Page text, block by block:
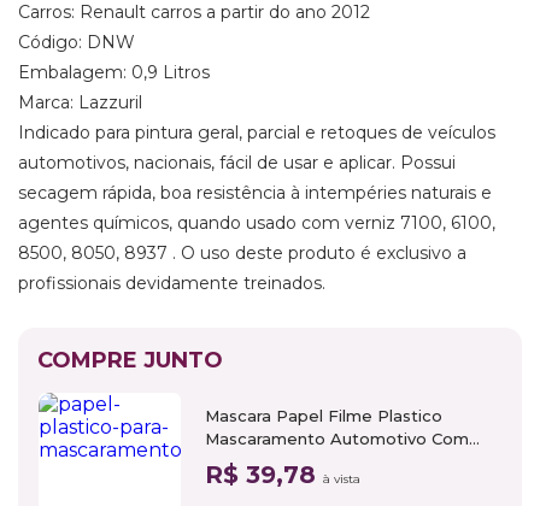
Carros: Renault carros a partir do ano 2012
Código: DNW
Embalagem: 0,9 Litros
Marca: Lazzuril
Indicado para pintura geral, parcial e retoques de veículos
automotivos, nacionais, fácil de usar e aplicar. Possui
secagem rápida, boa resistência à intempéries naturais e
agentes químicos, quando usado com verniz 7100, 6100,
8500, 8050, 8937 . O uso deste produto é exclusivo a
profissionais devidamente treinados.
COMPRE JUNTO
Mascara Papel Filme Plastico
Mascaramento Automotivo Com
Fita 1,4m x 25m
R$ 39,78 à vista